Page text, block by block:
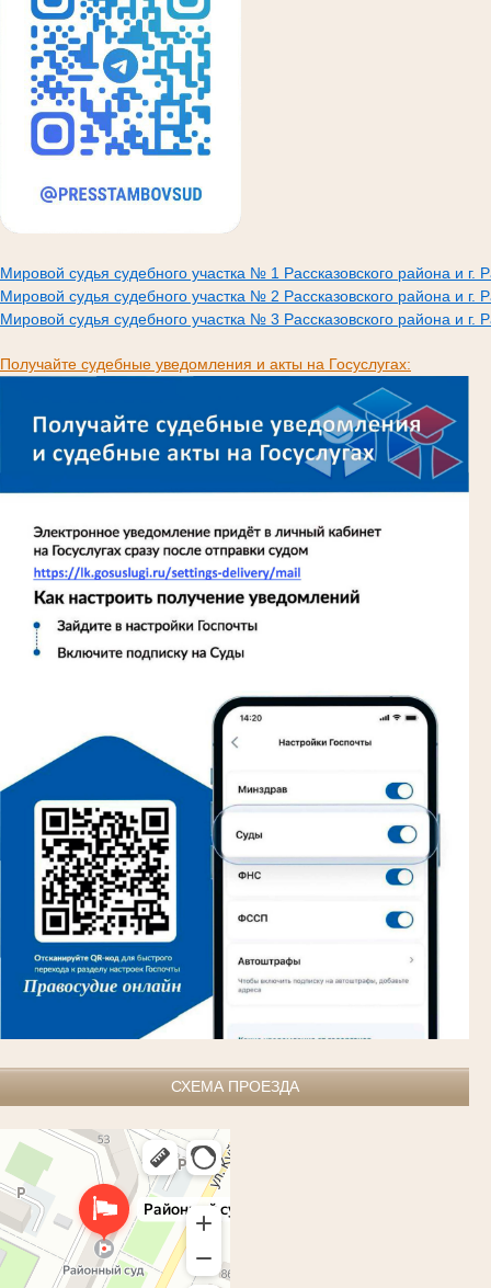
Мировой судья судебного участка № 1 Рассказовского района и г.
Мировой судья судебного участка № 2 Рассказовского района и г.
Мировой судья судебного участка № 3 Рассказовского района и г.
Получайте судебные уведомления и акты на Госуслугах:
СХЕМА ПРОЕЗДА